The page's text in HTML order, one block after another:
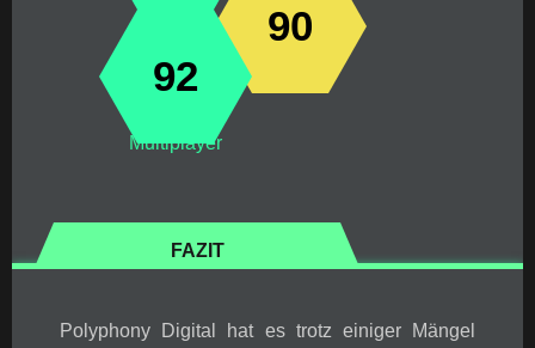
90
92
Multiplayer
FAZIT
Polyphony Digital hat es trotz einiger Mängel